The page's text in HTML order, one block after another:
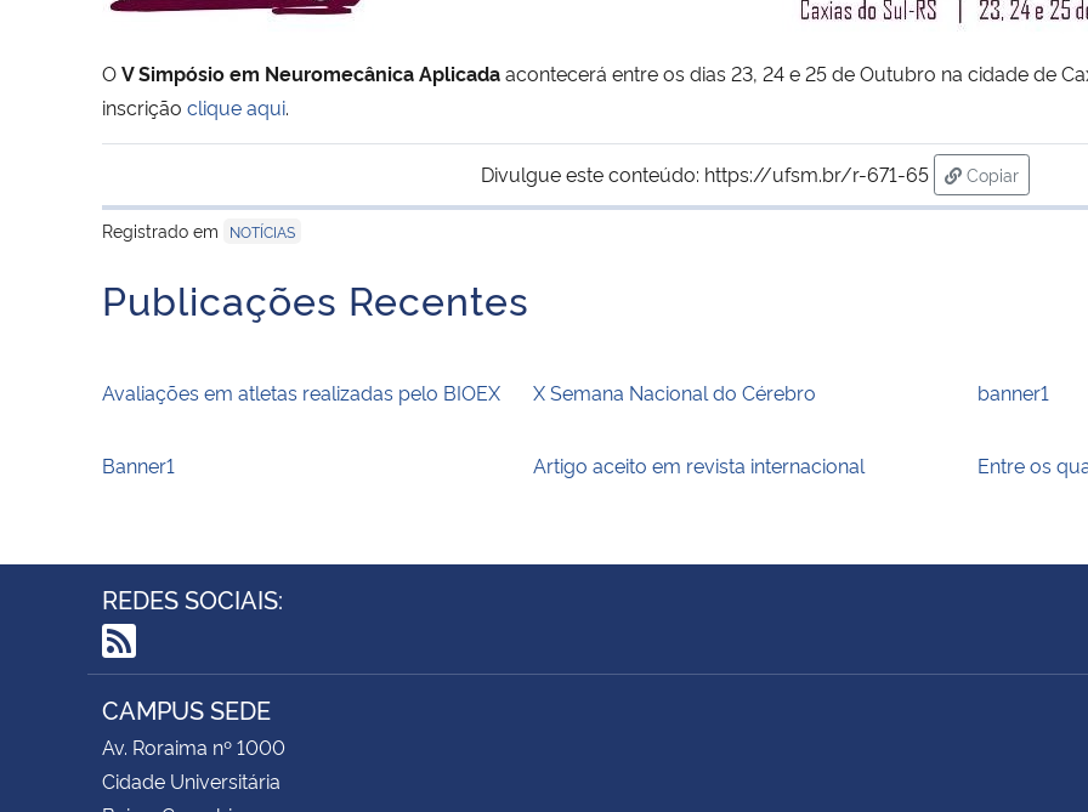
OV Simpósio em Neuromecânica Aplicadaacontecerá entre os dias 23, 24 e 25 de Outubro na cidade de
inscrição clique aqui.
Divulgue este conteúdo: https://ufsm.br/r-671-65
Copiar
para área
Registrado em
NOTÍCIAS
Publicações Recentes
Avaliações em atletas realizadas pelo BIOEX X Semana Nacional do Cérebro banner1
Banner1 Artigo aceito em revista internacional Entre os
REDES SOCIAIS:
RSS
CAMPUS SEDE
Av. Roraima nº 1000
Cidade Universitária